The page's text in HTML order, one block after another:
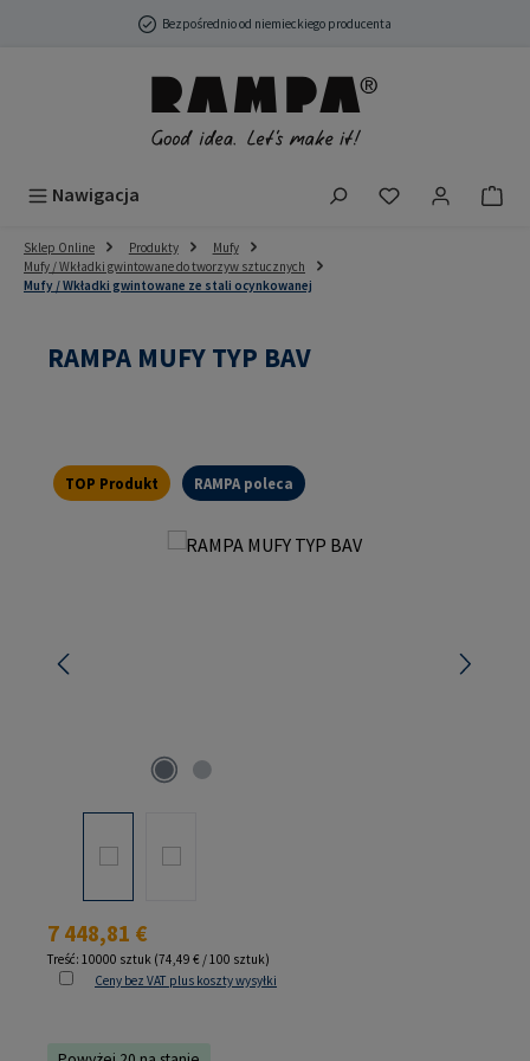
Przejdź do głównej zawartościBezpośrednio od niemieckiego producenta
Nawigacja Masz 0
Sklep Online Produkty
Mufy
Mufy / Wkładki gwintowane do tworzyw sztucznych
Mufy / Wkładki gwintowane ze stali ocynkowanej
RAMPA MUFY TYP BAV
TOP Produkt RAMPA poleca
Pomiń galerię zdjęć
Cena regularna:
7 448,81 €
Treść: 10000 sztuk (74,49 € / 100 sztuk)
Ceny bez VAT plus koszty wysyłki